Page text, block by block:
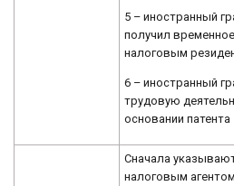
5 – иностранный
получил
налоговым
6 – иностранный
трудовую
основании патента
Сначала
налоговым